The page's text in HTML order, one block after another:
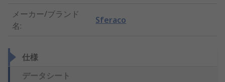
メーカー/ブランド
名:
Sferaco
仕様
データシート